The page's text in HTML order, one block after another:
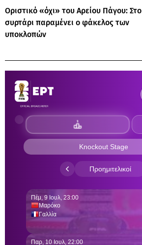
Οριστικό «όχι» του Αρείου Πάγου: Στο
συρτάρι παραμένει ο φάκελος των
υποκλοπών